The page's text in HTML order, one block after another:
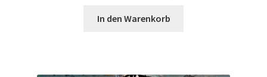
In den Warenkorb